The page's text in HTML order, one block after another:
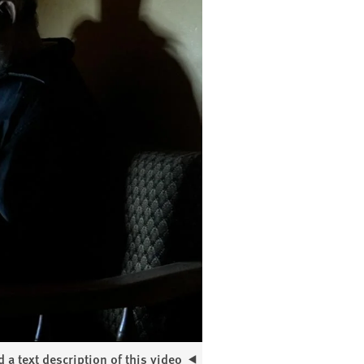
a text description of this video